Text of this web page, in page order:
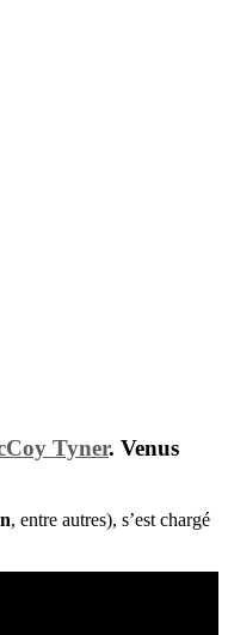
Tyner. Venus
, entre autres), s’est chargé